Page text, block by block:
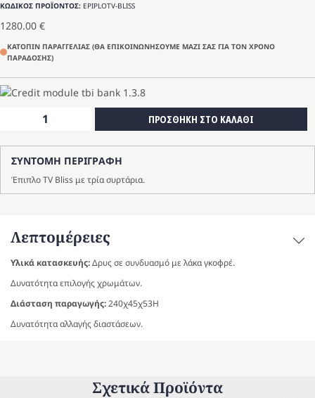
ΚΩΔΙΚΟΣ ΠΡΟΪΟΝΤΟΣ: EPIPLOTV-BLISS
1280.00 €
ΚΑΤΟΠΙΝ ΠΑΡΑΓΓΕΛΙΑΣ (ΘΑ ΕΠΙΚΟΙΝΩΝΗΣΟΥΜΕ ΜΑΖΙ ΣΑΣ ΓΙΑ ΤΟΝ ΧΡΟΝΟ
ΠΑΡΑΔΟΣΗΣ)
Bliss
ποσότητα
ΠΡΟΣΘΗΚΗ ΣΤΟ ΚΑΛΑΘΙ
ΣΥΝΤΟΜΗ ΠΕΡΙΓΡΑΦΗ
Έπιπλο TV Bliss με τρία συρτάρια.
Λεπτομέρειες
Υλικά κατασκευής:Δρυς σε συνδυασμό με λάκα γκοφρέ.
Δυνατότητα επιλογής χρωμάτων.
Διάσταση παραγωγής:240χ45χ53Η
Δυνατότητα αλλαγής διαστάσεων.
Σχετικά Προϊόντα